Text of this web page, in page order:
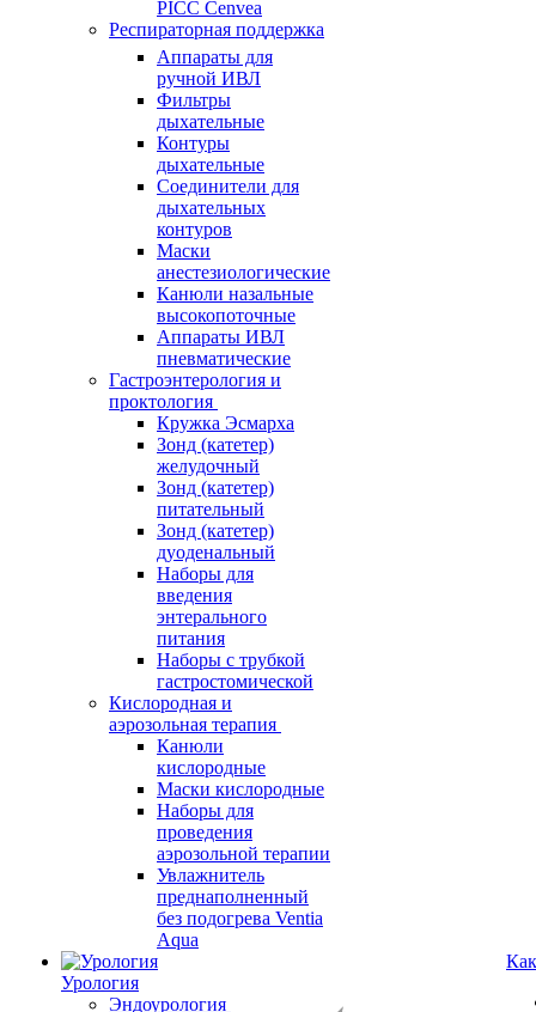
PICC Cenvea
Респираторная поддержка
Аппараты для
ручной ИВЛ
Фильтры
дыхательные
Контуры
дыхательные
Соединители для
дыхательных
контуров
Маски
анестезиологические
Канюли назальные
высокопоточные
Аппараты ИВЛ
пневматические
Гастроэнтерология и
проктология
Кружка Эсмарха
Зонд (катетер)
желудочный
Зонд (катетер)
питательный
Зонд (катетер)
дуоденальный
Наборы для
введения
энтерального
питания
Наборы с трубкой
гастростомической
Кислородная и
аэрозольная терапия
Канюли
кислородные
Маски кислородные
Наборы для
проведения
аэрозольной терапии
Увлажнитель
преднаполненный
без подогрева Ventia
Aqua
Урология
Эндоурология